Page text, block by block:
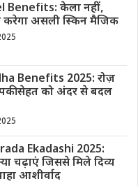
Benefits: केला नहीं,
करेगा असली स्किन मैजिक
Benefits 2025: रोज़
सेहत को अंदर से बदल
Ekadashi 2025:
चढ़ाएं जिससे मिले दिव्य
आशीर्वाद